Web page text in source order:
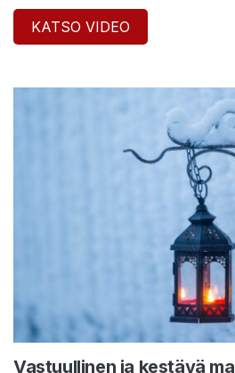
KATSO VIDEO
Vastuullinen ja kestävä